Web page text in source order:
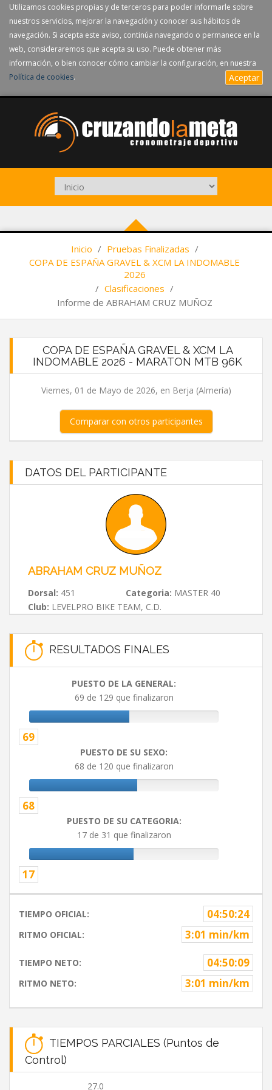
Utilizamos cookies propias y de terceros para poder informarle sobre
nuestros servicios, mejorar la navegación y conocer sus hábitos de
navegación. Si acepta este aviso, continúa navegando o permanece en la
web, consideraremos que acepta su uso. Puede obtener más
información, o bien conocer cómo cambiar la configuración, en nuestra
Política de cookies. Aceptar
Inicio / Pruebas Finalizadas /
COPA DE ESPAÑA GRAVEL & XCM LA INDOMABLE
2026
/ Clasificaciones /
Informe de ABRAHAM CRUZ MUÑOZ
COPA DE ESPAÑA GRAVEL & XCM LA
INDOMABLE 2026 - MARATON MTB 96K
Viernes, 01 de Mayo de 2026, en Berja (Almería)
Comparar con otros participantes
DATOS DEL PARTICIPANTE
ABRAHAM CRUZ MUÑOZ
Dorsal: 451 Categoria: MASTER 40
Club: LEVELPRO BIKE TEAM, C.D.
RESULTADOS FINALES
PUESTO DE LA GENERAL:
69 de 129 que finalizaron
69
PUESTO DE SU SEXO:
68 de 120 que finalizaron
68
PUESTO DE SU CATEGORIA:
17 de 31 que finalizaron
17
TIEMPO OFICIAL: 04:50:24
RITMO OFICIAL: 3:01 min/km
TIEMPO NETO: 04:50:09
RITMO NETO: 3:01 min/km
TIEMPOS PARCIALES (Puntos de
Control)
27.0